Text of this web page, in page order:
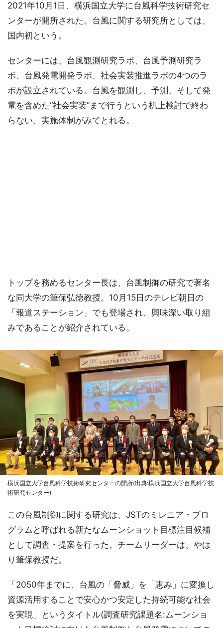
2021年10月1日、横浜国立大学に台風科学技術研究セ
ンターが開所された。台風に関する研究所としては、
国内初という。
センターには、台風観測研究ラボ、台風予測研究ラ
ボ、台風発電開発ラボ、社会実装推進ラボの4つのラ
ボが設立されている。台風を観測し、予測、そして発
電を含めた“社会実装”まで行うという机上検討で終わ
らない、実施体制がみてとれる。
トップを務めるセンター長は、台風制御の研究で著名
な同大学の筆保弘徳教授。10月15日のテレビ朝日の
「報道ステーション」でも登場され、興味深い取り組
みであることが紹介されている。
横浜国立大学台風科学技術研究センターの開所(出典:横浜国立大学台風科学技
術研究センター)
この台風制御に関する研究は、JSTのミレニア・プロ
グラムと呼ばれる新たなムーンショット目標注目候補
として調査・提案を行った。チームリーダーは、やは
り筆保教授だ。
「2050年までに、台風の「脅威」を「恵み」に変換し
資源活用することで安心かつ安定した持続可能な社会
を実現」というタイトル(調査研究課題名:ムーンショ